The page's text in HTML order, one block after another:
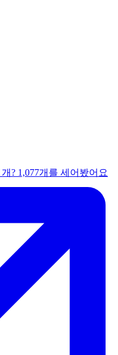
? 1,077개를 세어봤어요